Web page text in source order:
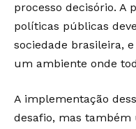
processo decisório. A
políticas públicas
sociedade brasileira,
um ambiente onde
A implementação
desafio, mas